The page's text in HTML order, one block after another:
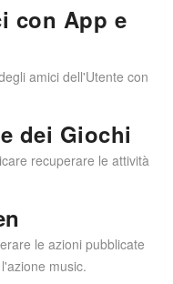
con App e
amici dell'Utente con
dei Giochi
recuperare le attività
le azioni pubblicate
music.